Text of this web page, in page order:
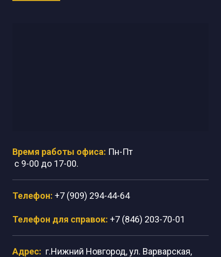
Время работы офиса: Пн-Пт
с 9-00 до 17-00.
Телефон: +7 (909) 294-44-64
Телефон для справок: +7 (846) 203-70-01
Адрес: г.Нижний Новгород, ул. Варварская,